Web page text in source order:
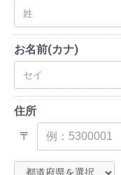
お名前(カナ)
住所
〒